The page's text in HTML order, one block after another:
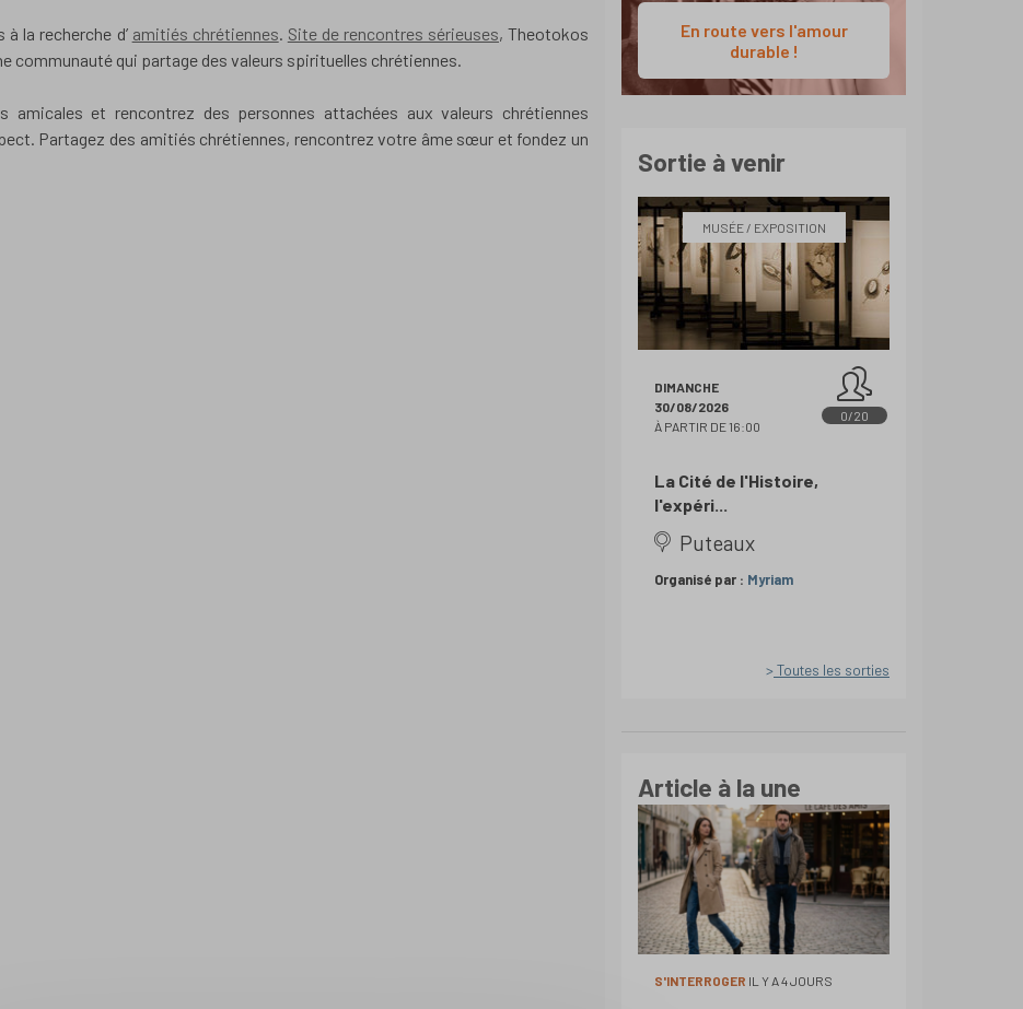
la recherche d’ amitiés chrétiennes. Site de rencontres sérieuses, Theotokos
communauté qui partage des valeurs spirituelles chrétiennes.
amicales et rencontrez des personnes attachées aux valeurs chrétiennes
Partagez des amitiés chrétiennes, rencontrez votre âme sœur et fondez un
En route vers l'amour
durable !
Sortie à venir
MUSÉE / EXPOSITION
DIMANCHE
30/08/2026
À PARTIR DE 16:00
0/20
La Cité de l'Histoire,
l'expéri...
Puteaux
Organisé par : Myriam
Toutes les sorties
Article à la une
S'INTERROGER IL Y A 4 JOURS